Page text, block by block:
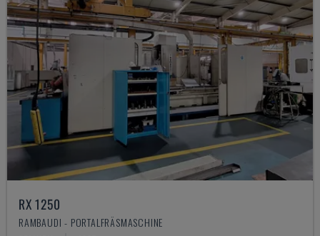
RX 1250
RAMBAUDI - PORTALFRÄSMASCHINE